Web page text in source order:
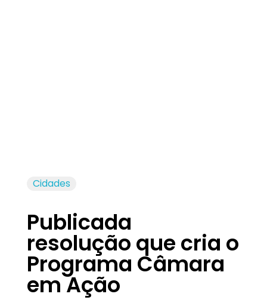
Cidades
Publicada
resolução que cria o
Programa Câmara
em Ação